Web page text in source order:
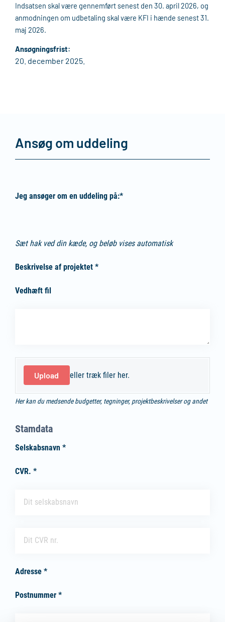
Indsatsen skal være gennemført senest den 30. april 2026, og
anmodningen om udbetaling skal være KFI i hænde senest 31.
maj 2026.
Ansøgningsfrist:
20. december 2025.
Ansøg om uddeling
Jeg ansøger om en uddeling på:*
Sæt hak ved din kæde, og beløb vises automatisk
Beskrivelse af projektet *
Vedhæft fil
Upload
eller træk filer her.
Her kan du medsende budgetter, tegninger, projektbeskrivelser og andet
Stamdata
Selskabsnavn *
CVR. *
Adresse *
Postnummer *